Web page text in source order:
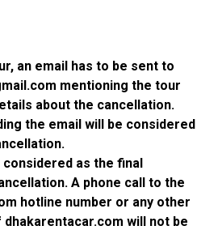
an email has to be sent to
mentioning the tour
about the cancellation.
the email will be considered
as the final
A phone call to the
hotline number or any other
will not be